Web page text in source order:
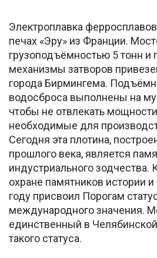
Электроплавка
печах «Эру» из Франции.
грузоподъёмностью 5 тонн
механизмы затворов
города Бирмингема.
водосброса выполнены на
чтобы не отвлекать
необходимые для
Сегодня эта плотина,
прошлого века, является
индустриального
охране памятников истории
году присвоил Порогам
международного значения.
единственный в
такого статуса.